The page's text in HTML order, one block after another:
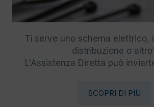
Ti serve uno schema elettrico,
distribuzione o
L'Assistenza Diretta può
SCOPRI DI PIÙ